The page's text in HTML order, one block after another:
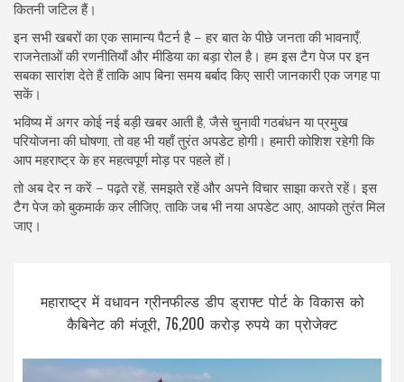
कितनी जटिल हैं।
इन सभी खबरों का एक सामान्य पैटर्न है – हर बात के पीछे जनता की भावनाएँ,
राजनेताओं की रणनीतियाँ और मीडिया का बड़ा रोल है। हम इस टैग पेज पर इन
सबका सारांश देते हैं ताकि आप बिना समय बर्बाद किए सारी जानकारी एक जगह पा
सकें।
भविष्य में अगर कोई नई बड़ी खबर आती है, जैसे चुनावी गठबंधन या प्रमुख
परियोजना की घोषणा, तो वह भी यहाँ तुरंत अपडेट होगी। हमारी कोशिश रहेगी कि
आप महराष्ट्र के हर महत्वपूर्ण मोड़ पर पहले हों।
तो अब देर न करें – पढ़ते रहें, समझते रहें और अपने विचार साझा करते रहें। इस
टैग पेज को बुकमार्क कर लीजिए, ताकि जब भी नया अपडेट आए, आपको तुरंत मिल
जाए।
महाराष्ट्र में वधावन ग्रीनफील्ड डीप ड्राफ्ट पोर्ट के विकास को
कैबिनेट की मंजूरी, 76,200 करोड़ रुपये का प्रोजेक्ट